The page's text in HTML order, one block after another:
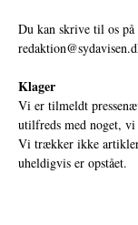
Du kan skrive til os på
Klager
Vi er tilmeldt
utilfreds med noget,
Vi trækker ikke
uheldigvis er opstået.